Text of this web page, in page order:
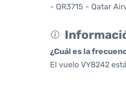
- QR3715 - Qatar
¿Cuál es la
El vuelo VY8242